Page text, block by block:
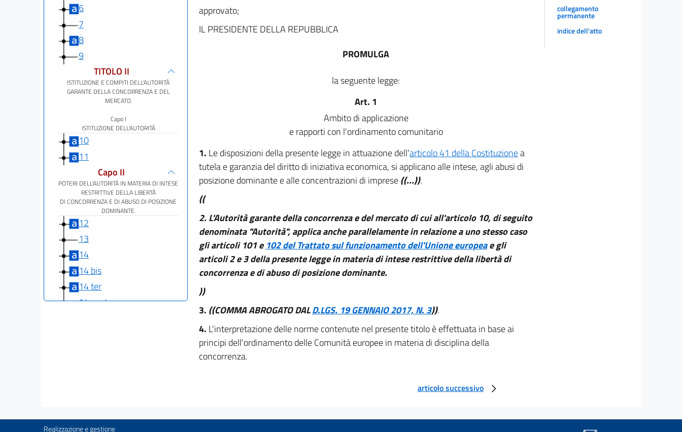
6
7
8
9
TITOLO II
ISTITUZIONE E COMPITI DELL'AUTORITÀ
GARANTE DELLA CONCORRENZA E DEL
MERCATO.
Capo I
ISTITUZIONE DELL'AUTORITÀ
10
11
Capo II
POTERI DELL'AUTORITÀ IN MATERIA DI INTESE
RESTRITTIVE DELLA LIBERTÀ
DI CONCORRENZA E DI ABUSO DI POSIZIONE
DOMINANTE.
12
13
14
14 bis
14 ter
14 quater
((Capo II-bis
approvato;
IL PRESIDENTE DELLA REPUBBLICA
PROMULGA
la seguente legge:
Art. 1
Ambito di applicazione
e rapporti con l'ordinamento comunitario
1. Le disposizioni della presente legge in attuazione dell'articolo 41 della Costituzionea
tutela e garanzia del diritto di iniziativa economica, si applicano alle intese, agli abusi di
posizione dominante e alle concentrazioni di imprese((...)).
((
2.L'Autorità garante della concorrenza e del mercato di cui all'articolo 10, di seguito
denominata "Autorità", applica anche parallelamente in relazione a uno stesso caso
gli articoli 101 e 102 del Trattato sul funzionamento dell'Unione europeae gli
articoli 2 e 3 della presente legge in materia di intese restrittive della libertà di
concorrenza e di abuso di posizione dominante.
))
3. ((COMMA ABROGATO DALD.LGS. 19 GENNAIO 2017, N. 3)).
4. L'interpretazione delle norme contenute nel presente titolo è effettuata in base ai
principi dell'ordinamento delle Comunità europee in materia di disciplina della
concorrenza.
articolo successivo
collegamento
permanente
indice dell'atto
Realizzazione e gestione